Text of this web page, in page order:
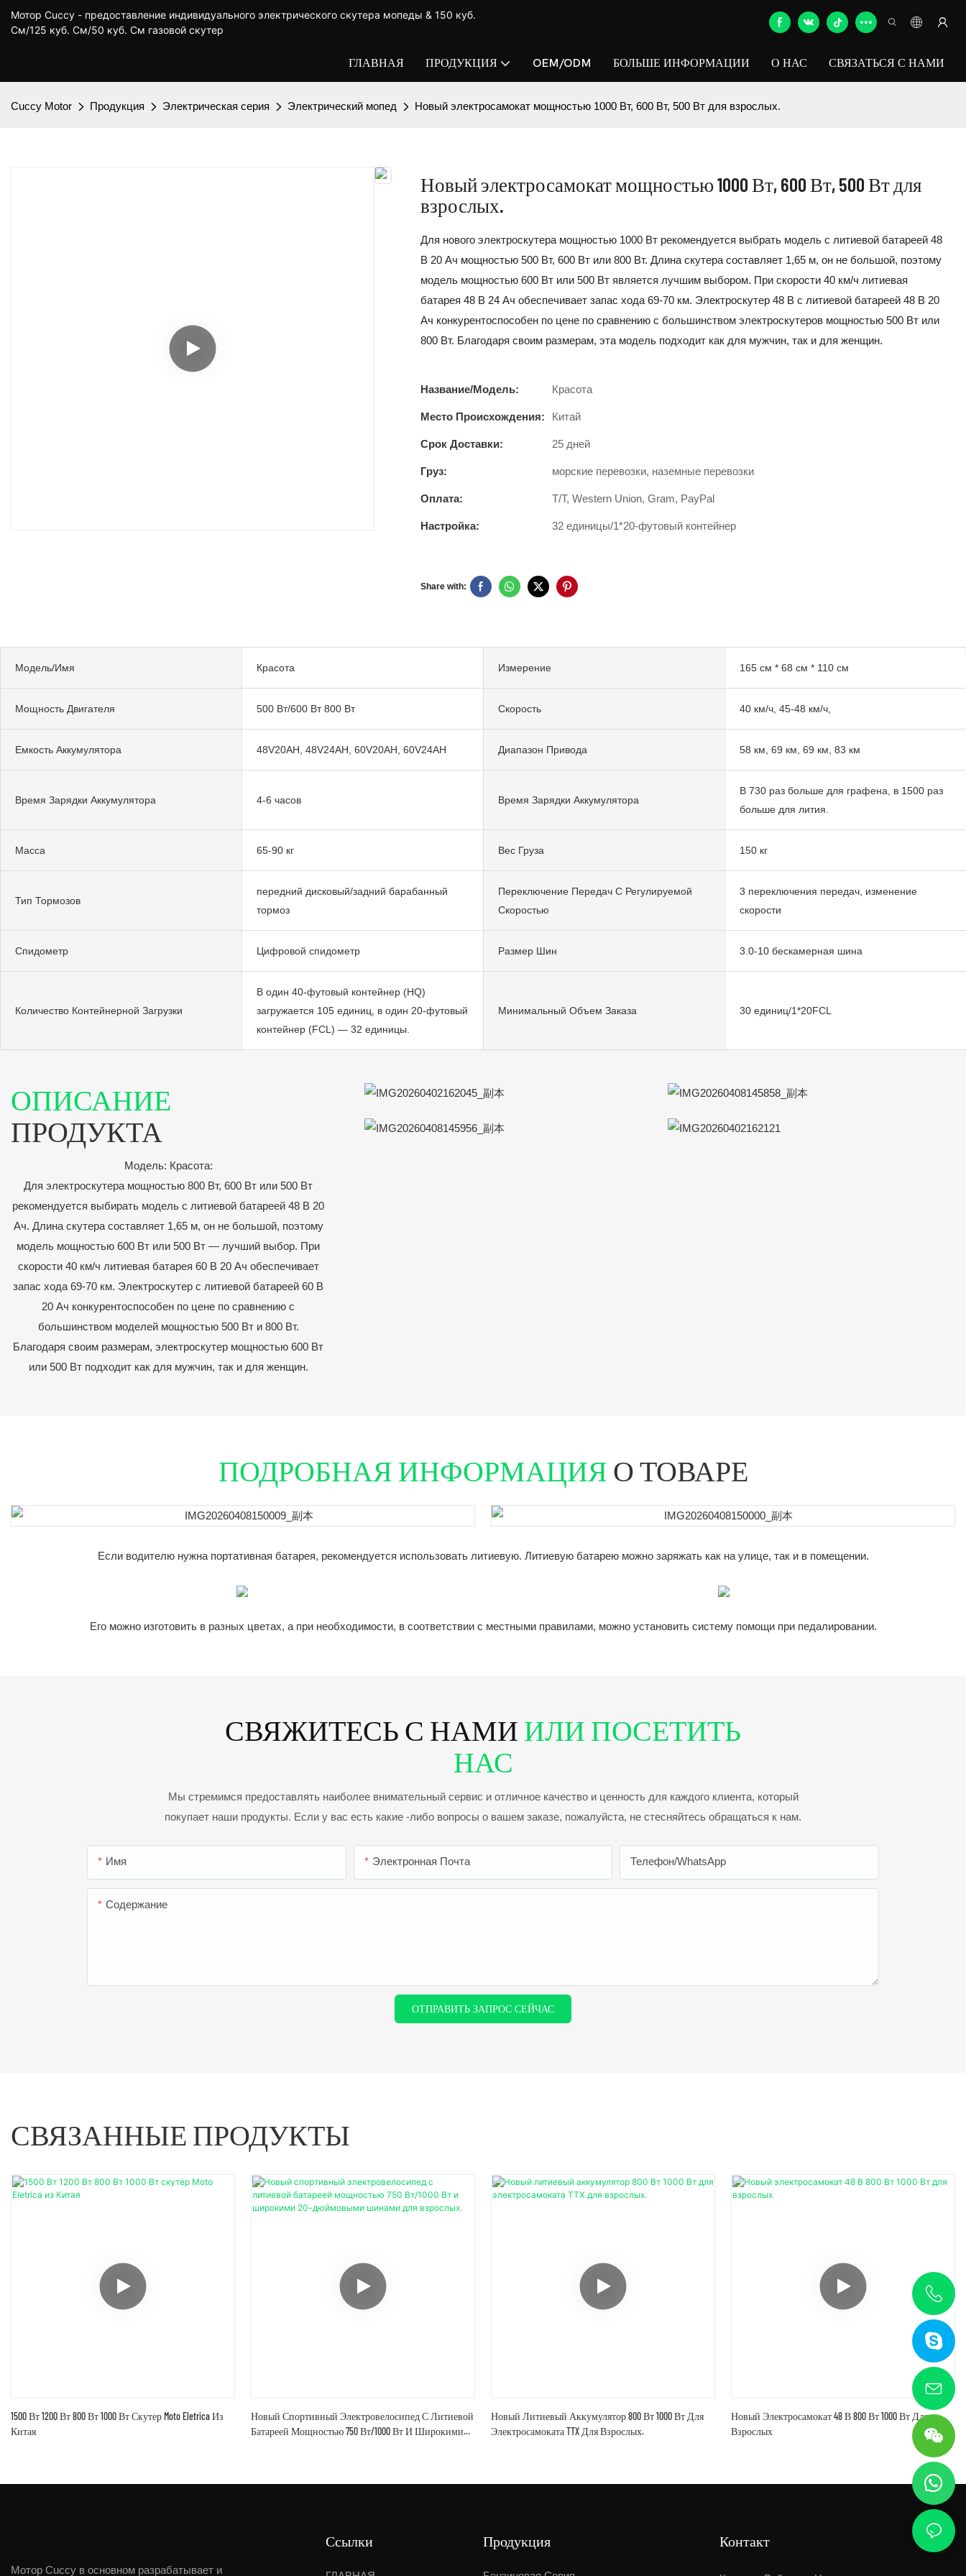
Мотор Cuccy - предоставление индивидуального электрического скутера мопеды & 150 куб.
См/125 куб. См/50 куб. См газовой скутер
ГЛАВНАЯ ПРОДУКЦИЯ OEM/ODM БОЛЬШЕ ИНФОРМАЦИИ О НАС СВЯЗАТЬСЯ С НАМИ
Cuccy Motor Продукция Электрическая серия Электрический мопед Новый электросамокат мощностью 1000 Вт, 600 Вт, 500 Вт для взрослых.
Новый электросамокат мощностью 1000 Вт, 600 Вт, 500 Вт для
взрослых.
Для нового электроскутера мощностью 1000 Вт рекомендуется выбрать модель с литиевой батареей 48
В 20 Ач мощностью 500 Вт, 600 Вт или 800 Вт. Длина скутера составляет 1,65 м, он не большой, поэтому
модель мощностью 600 Вт или 500 Вт является лучшим выбором. При скорости 40 км/ч литиевая
батарея 48 В 24 Ач обеспечивает запас хода 69-70 км. Электроскутер 48 В с литиевой батареей 48 В 20
Ач конкурентоспособен по цене по сравнению с большинством электроскутеров мощностью 500 Вт или
800 Вт. Благодаря своим размерам, эта модель подходит как для мужчин, так и для женщин.
Название/Модель: Красота
Место Происхождения: Китай
Срок Доставки: 25 дней
Груз: морские перевозки, наземные перевозки
Оплата: T/T, Western Union, Gram, PayPal
Настройка: 32 единицы/1*20-футовый контейнер
Share with:
Модель/Имя Красота Измерение 165 см * 68 см * 110 см
Мощность Двигателя 500 Вт/600 Вт 800 Вт Скорость 40 км/ч, 45-48 км/ч,
Емкость Аккумулятора 48V20AH, 48V24AH, 60V20AH, 60V24AH Диапазон Привода 58 км, 69 км, 69 км, 83 км
Время Зарядки Аккумулятора 4-6 часов Время Зарядки Аккумулятора
В 730 раз больше для графена, в 1500 раз
больше для лития.
Масса 65-90 кг Вес Груза 150 кг
Тип Тормозов
передний дисковый/задний барабанный
тормоз
Переключение Передач С Регулируемой
Скоростью
3 переключения передач, изменение
скорости
Спидометр Цифровой спидометр Размер Шин 3.0-10 бескамерная шина
Количество Контейнерной Загрузки
В один 40-футовый контейнер (HQ)
загружается 105 единиц, в один 20-футовый
контейнер (FCL) — 32 единицы.
Минимальный Объем Заказа 30 единиц/1*20FCL
ОПИСАНИЕ
ПРОДУКТА
Модель: Красота:
Для электроскутера мощностью 800 Вт, 600 Вт или 500 Вт
рекомендуется выбирать модель с литиевой батареей 48 В 20
Ач. Длина скутера составляет 1,65 м, он не большой, поэтому
модель мощностью 600 Вт или 500 Вт — лучший выбор. При
скорости 40 км/ч литиевая батарея 60 В 20 Ач обеспечивает
запас хода 69-70 км. Электроскутер с литиевой батареей 60 В
20 Ач конкурентоспособен по цене по сравнению с
большинством моделей мощностью 500 Вт и 800 Вт.
Благодаря своим размерам, электроскутер мощностью 600 Вт
или 500 Вт подходит как для мужчин, так и для женщин.
ПОДРОБНАЯ ИНФОРМАЦИЯ О ТОВАРЕ
Если водителю нужна портативная батарея, рекомендуется использовать литиевую. Литиевую батарею можно заряжать как на улице, так и в помещении.
Его можно изготовить в разных цветах, а при необходимости, в соответствии с местными правилами, можно установить систему помощи при педалировании.
СВЯЖИТЕСЬ С НАМИ ИЛИ ПОСЕТИТЬ
НАС
Мы стремимся предоставлять наиболее внимательный сервис и отличное качество и ценность для каждого клиента, который
покупает наши продукты. Если у вас есть какие -либо вопросы о вашем заказе, пожалуйста, не стесняйтесь обращаться к нам.
Имя Электронная Почта Телефон/WhatsApp
Содержание
ОТПРАВИТЬ ЗАПРОС СЕЙЧАС
СВЯЗАННЫЕ ПРОДУКТЫ
1500 Вт 1200 Вт 800 Вт 1000 Вт Скутер Moto Eletrica Из
Китая
Новый Спортивный Электровелосипед С Литиевой
Батареей Мощностью 750 Вт/1000 Вт И Широкими
Новый Литиевый Аккумулятор 800 Вт 1000 Вт Для
Электросамоката TTX Для Взрослых.
Новый Электросамокат 48 В 800 Вт 1000 Вт Для
Взрослых
Мотор Cuccy в основном разрабатывает и
Ссылки Продукция Контакт